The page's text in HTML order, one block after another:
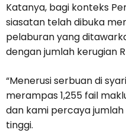
Katanya, bagi konteks
siasatan telah dibuka
pelaburan yang
dengan jumlah kerugian
“Menerusi serbuan di
merampas 1,255 fail
dan kami percaya
tinggi.